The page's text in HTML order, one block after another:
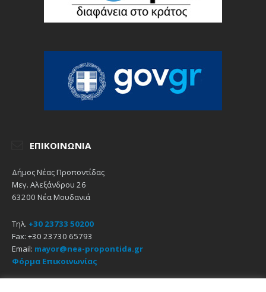
ΕΠΙΚΟΙΝΩΝΊΑ
Δήμος Νέας Προποντίδας
Μεγ. Αλεξάνδρου 26
63200 Νέα Μουδανιά
Τηλ. +30 23733 50200
Fax: +30 23730 65793
Email: mayor@nea-propontida.gr
Φόρμα Επικοινωνίας